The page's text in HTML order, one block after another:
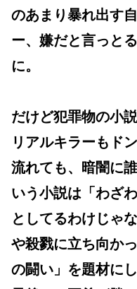
のあまり暴れ出す
ー、嫌だと言っと
に。
だけど犯罪物の小
リアルキラーもド
流れても、暗闇に
いう小説は「わざ
としてるわけじゃ
や殺戮に立ち向か
の闘い」を題材に